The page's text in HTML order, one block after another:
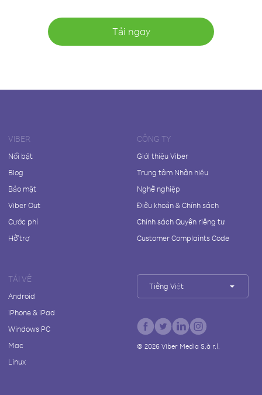
Tải ngay
VIBER
Nổi bật
Blog
Bảo mật
Viber Out
Cước phí
Hỗ trợ
CÔNG TY
Giới thiệu Viber
Trung tâm Nhãn hiệu
Nghề nghiệp
Điều khoản & Chính sách
Chính sách Quyền riêng tư
Customer Complaints Code
TẢI VỀ
Android
iPhone & iPad
Windows PC
Mac
Linux
Tiếng Việt
© 2026Viber Media S.à r.l.